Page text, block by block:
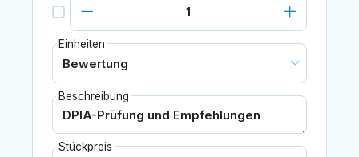
Einheiten
Beschreibung
Stückpreis